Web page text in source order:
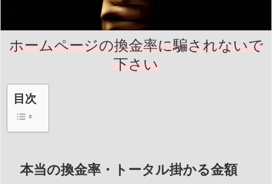
ホームページの換金率に騙されないで
下さい
目次
本当の換金率・トータル掛かる金額